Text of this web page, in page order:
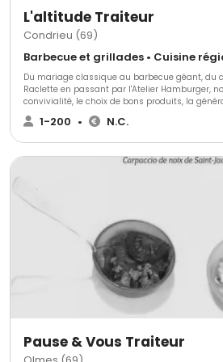
L'altitude Traiteur
Condrieu (69)
Du mariage classique au barbecue géant, du
Raclette en passant par l'Atelier Hamburger,
convivialité, le choix de bons produits, la
service toujours professionnel agréable.
aimons suivre nos clients dans leurs projets
1-200 • N.C.
Pause & Vous Traiteur